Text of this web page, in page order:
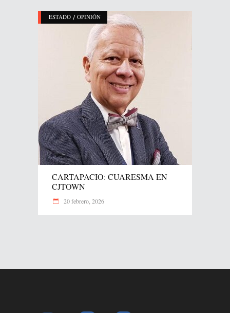
ESTADO / OPINIÓN
CARTAPACIO: CUARESMA EN
CJTOWN
20 febrero, 2026